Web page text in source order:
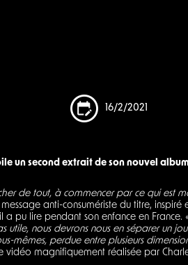
16/2/2021
un second extrait de son nouvel
de tout, à commencer par ce qui est
anti-consumériste du titre, inspiré
pu lire pendant son enfance en France.
utile, nous devrons nous en séparer un
mêmes, perdue entre plusieurs
magnifiquement réalisée par